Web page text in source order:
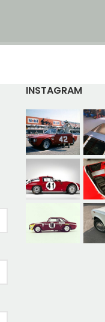
INSTAGRAM